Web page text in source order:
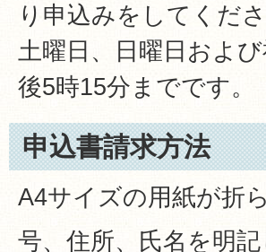
り申込みをしてくだ
土曜日、日曜日およ
後5時15分までです。
申込書請求方法
A4サイズの用紙が折
号、住所、氏名を明